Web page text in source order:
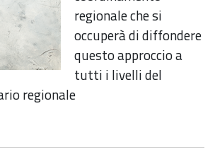
regionale che si
occuperà di diffondere
questo approccio a
tutti i livelli del
regionale